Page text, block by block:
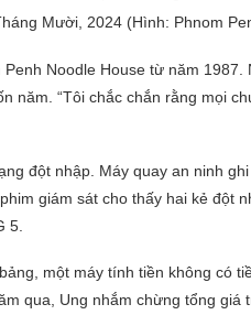
Mười, 2024 (Hình: Phnom
Noodle House từ năm
năm. “Tôi chắc chắn rằng mọi
đột nhập. Máy quay an ninh
giám sát cho thấy hai kẻ đột
5.
một máy tính tiền không có
qua, Ung nhắm chừng tổng giá